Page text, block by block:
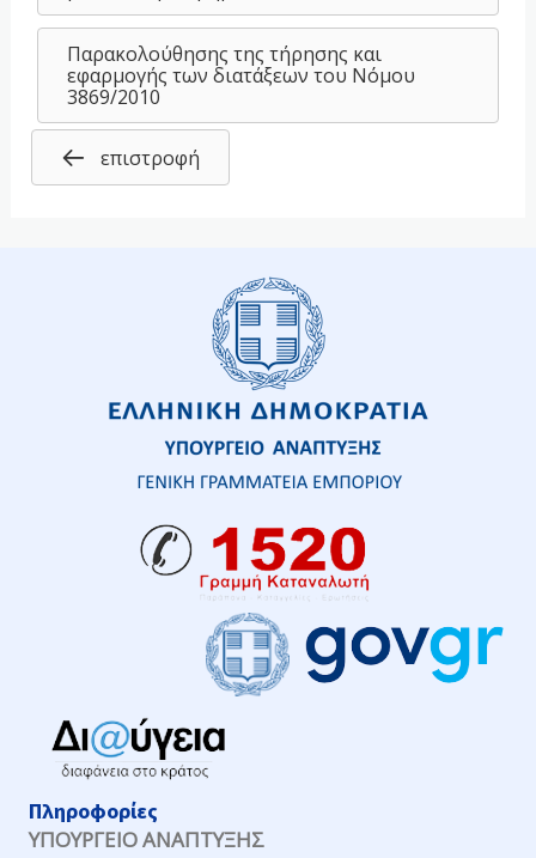
Παρακολούθησης της τήρησης και
εφαρμογής των διατάξεων του Νόμου
3869/2010
επιστροφή
Πληροφορίες
ΥΠΟΥΡΓΕΙΟ ΑΝΑΠΤΥΞΗΣ